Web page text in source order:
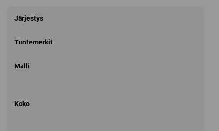
Järjestys
Tuotemerkit
Malli
Koko